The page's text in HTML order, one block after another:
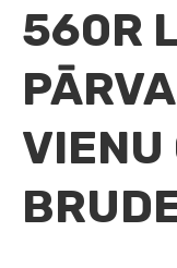
560R
VIENU